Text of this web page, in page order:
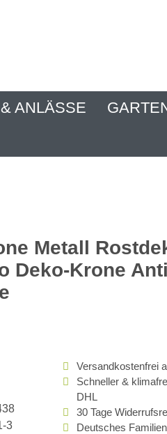
ANLÄSSE
Metall
Deko-Krone
3
Versandkostenfrei
Schneller &
DHL
30 Tage
Deutsches